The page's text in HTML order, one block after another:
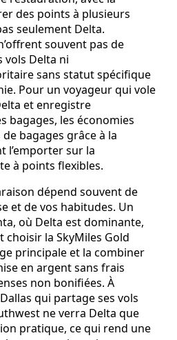
des points à plusieurs
seulement Delta.
souvent pas de
vols Delta ni
sans statut spécifique
Pour un voyageur qui vole
et enregistre
bagages, les économies
bagages grâce à la
l’emporter sur la
à points flexibles.
dépend souvent de
et de vos habitudes. Un
où Delta est dominante,
la SkyMiles Gold
principale et la combiner
en argent sans frais
non bonifiées. À
qui partage ses vols
ne verra Delta que
pratique, ce qui rend une